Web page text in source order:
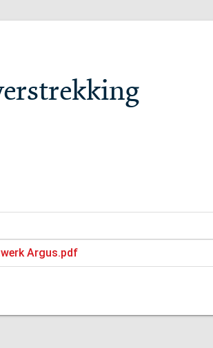
Argus.pdf